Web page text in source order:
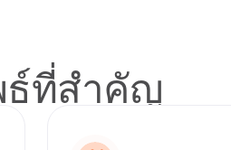
ที่สําคัญ